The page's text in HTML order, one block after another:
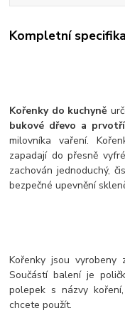
Kompletní
Kořenky do kuchyně
bukové dřevo a
milovníka vaření.
zapadají do přesně
zachován jednoduchý,
bezpečné upevnění
Kořenky jsou
Součástí balení je
polepek s názvy
chcete použít.